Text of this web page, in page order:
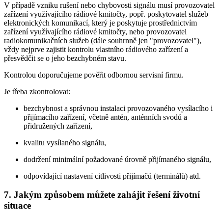
V případě vzniku rušení nebo chybovosti signálu musí provozovatel
zařízení využívajícího rádiové kmitočty, popř. poskytovatel služeb
elektronických komunikací, který je poskytuje prostřednictvím
zařízení využívajícího rádiové kmitočty, nebo provozovatel
radiokomunikačních služeb (dále souhrnně jen "provozovatel"),
vždy nejprve zajistit kontrolu vlastního rádiového zařízení a
přesvědčit se o jeho bezchybném stavu.
Kontrolou doporučujeme pověřit odbornou servisní firmu.
Je třeba zkontrolovat:
bezchybnost a správnou instalaci provozovaného vysílacího i
přijímacího zařízení, včetně antén, anténních svodů a
přidružených zařízení,
kvalitu vysílaného signálu,
dodržení minimální požadované úrovně přijímaného signálu,
odpovídající nastavení citlivosti přijímačů (terminálů) atd.
7. Jakým způsobem můžete zahájit řešení životní
situace